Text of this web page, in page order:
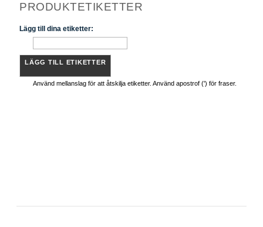
PRODUKTETIKETTER
Lägg till dina etiketter:
LÄGG TILL ETIKETTER
Använd mellanslag för att åtskilja etiketter. Använd apostrof (') för fraser.